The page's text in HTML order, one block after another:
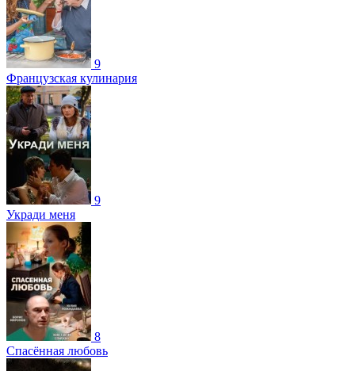
9
Французская кулинария
9
Укради меня
8
Спасённая любовь